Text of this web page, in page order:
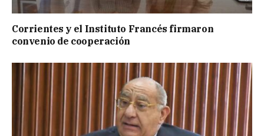
Corrientes y el Instituto Francés firmaron
convenio de cooperación